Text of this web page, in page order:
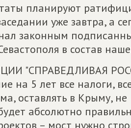
планируют
уже завтра, а
законным
в состав
"СПРАВЕДЛИВАЯ
на 5 лет все налоги,
оставлять в Крыму, не
абсолютно
– мост нужно